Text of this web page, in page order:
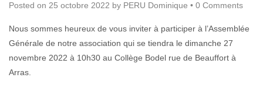
Posted on 25 octobre 2022 by PERU Dominique • 0 Comments
Nous sommes heureux de vous inviter à participer à l’Assemblée
Générale de notre association qui se tiendra le dimanche 27
novembre 2022 à 10h30 au Collège Bodel rue de Beauffort à
Arras.